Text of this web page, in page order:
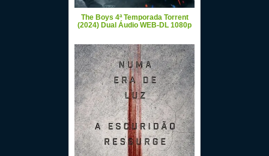
The Boys 4ª Temporada Torrent
(2024) Dual Áudio WEB-DL 1080p